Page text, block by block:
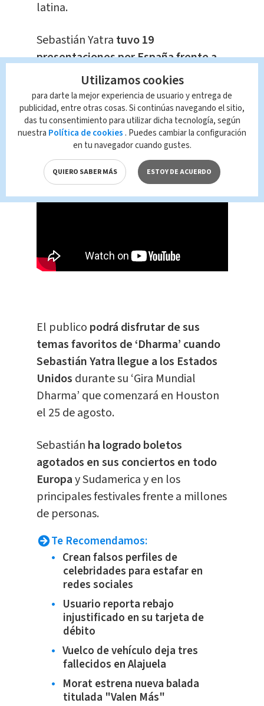
latina.
Sebastián Yatra tuvo 19
presentaciones por España frente a
mas 190,000 personas,y ha sido
bastante elogiado por ser un gran
show. A sus conciertos han asistido
invitados especiales como Rafa Nadal
en Mallorca.
El publico podrá disfrutar de sus
temas favoritos de ‘Dharma’ cuando
Sebastián Yatra llegue a los Estados
Unidos durante su ‘Gira Mundial
Dharma’ que comenzará en Houston
el 25 de agosto.
Sebastián ha logrado boletos
agotados en sus conciertos en todo
Europay Sudamerica y en los
principales festivales frente a millones
de personas.
Te Recomendamos:
Crean falsos perfiles de
celebridades para estafar en
redes sociales
Usuario reporta rebajo
injustificado en su tarjeta de
débito
Vuelco de vehículo deja tres
fallecidos en Alajuela
Morat estrena nueva balada
titulada "Valen Más"
Utilizamos cookies
para darte la mejor experiencia de usuario y entrega de
publicidad, entre otras cosas. Si continúas navegando el sitio,
das tu consentimiento para utilizar dicha tecnología, según
nuestra Política de cookies . Puedes cambiar la configuración
en tu navegador cuando gustes.
QUIERO SABER MÁS ESTOY DE ACUERDO